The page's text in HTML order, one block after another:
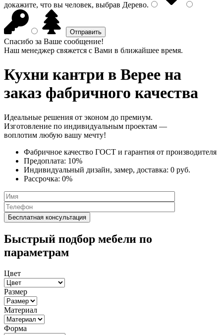
докажите, что вы человек, выбрав Дерево.
Спасибо за Ваше сообщение!
Наш менеджер свяжется с Вами в ближайшее время.
Кухни кантри в Верее на
заказ фабричного качества
Идеальные решения от эконом до премиум.
Изготовление по индивидуальным проектам —
воплотим любую вашу мечту!
Фабричное качество ГОСТ и гарантия от производителя
Предоплата: 10%
Индивидуальный дизайн, замер, доставка: 0 руб.
Рассрочка: 0%
Быстрый подбор мебели по
параметрам
Цвет
Размер
Материал
Форма